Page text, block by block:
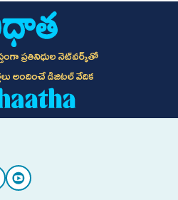
ప్రతినిధుల నెట్‌వర్క్‌తో
అందించే డిజిటల్ వేదిక